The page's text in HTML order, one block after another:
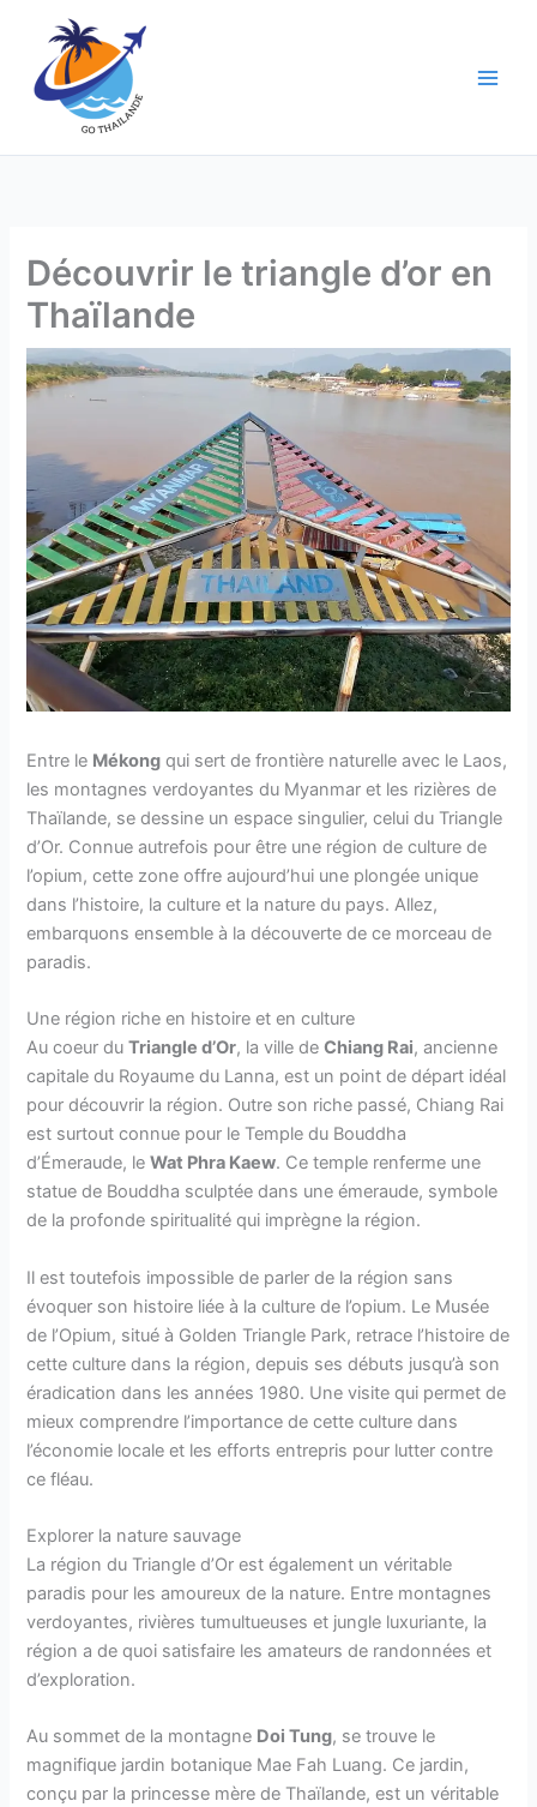
contenu
Découvrir le triangle d’or en
Thaïlande
Entre le Mékong qui sert de frontière naturelle avec le Laos,
les montagnes verdoyantes du Myanmar et les rizières de
Thaïlande, se dessine un espace singulier, celui du Triangle
d’Or. Connue autrefois pour être une région de culture de
l’opium, cette zone offre aujourd’hui une plongée unique
dans l’histoire, la culture et la nature du pays. Allez,
embarquons ensemble à la découverte de ce morceau de
paradis.
Une région riche en histoire et en culture
Au coeur duTriangle d’Or, la ville deChiang Rai, ancienne
capitale du Royaume du Lanna, est un point de départ idéal
pour découvrir la région. Outre son riche passé, Chiang Rai
est surtout connue pour le Temple du Bouddha
d’Émeraude, leWat Phra Kaew. Ce temple renferme une
statue de Bouddha sculptée dans une émeraude, symbole
de la profonde spiritualité qui imprègne la région.
Il est toutefois impossible de parler de la région sans
évoquer son histoire liée à la culture de l’opium. Le Musée
de l’Opium, situé à Golden Triangle Park, retrace l’histoire de
cette culture dans la région, depuis ses débuts jusqu’à son
éradication dans les années 1980. Une visite qui permet de
mieux comprendre l’importance de cette culture dans
l’économie locale et les efforts entrepris pour lutter contre
ce fléau.
Explorer la nature sauvage
La région du Triangle d’Or est également un véritable
paradis pour les amoureux de la nature. Entre montagnes
verdoyantes, rivières tumultueuses et jungle luxuriante, la
région a de quoi satisfaire les amateurs de randonnées et
d’exploration.
Au sommet de la montagne Doi Tung, se trouve le
magnifique jardin botanique Mae Fah Luang. Ce jardin,
conçu par la princesse mère de Thaïlande, est un véritable